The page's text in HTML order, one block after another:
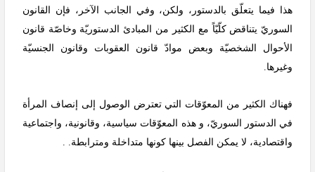
هذا فيما يتعلّق بالدستور، ولكن، وفي الجانب الآخر، فإن القانون
السوريّ يتناقض كلّيّاً مع الكثير من المبادئ الدستوريّة وخاصّة قانون
الأحوال الشخصيّة وبعض موادّ قانون العقوبات وقانون الجنسيّة
وغيرها.
فهناك الكثير من المعوّقات التي تعترض الوصول إلى إنصاف المرأة
في الدستور السوريّ، و هذه المعوّقات سياسية، وقانونية، واجتماعية
واقتصادية، لا يمكن الفصل بينها كونها متداخلة ومترابطة. .